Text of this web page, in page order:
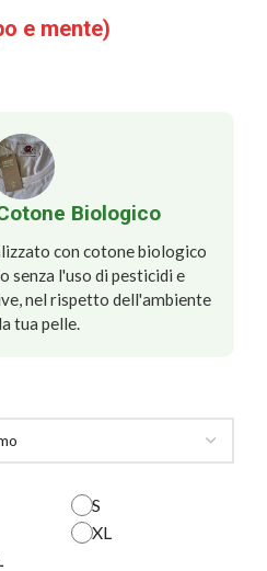
e mente)
Biologico
con cotone biologico
l'uso di pesticidi e
nel rispetto dell'ambiente
tua pelle.
S
XL